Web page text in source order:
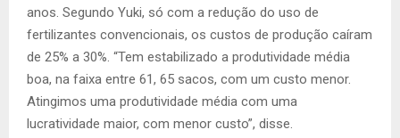
anos. Segundo Yuki, só com a redução do uso de
fertilizantes convencionais, os custos de produção caíram
de 25% a 30%. “Tem estabilizado a produtividade média
boa, na faixa entre 61, 65 sacos, com um custo menor.
Atingimos uma produtividade média com uma
lucratividade maior, com menor custo”, disse.